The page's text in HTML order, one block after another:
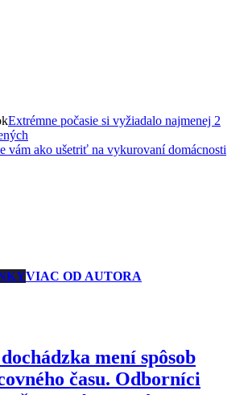
Extrémne počasie si vyžiadalo najmenej 2
vám ako ušetriť na vykurovaní domácnosti
VIAC OD AUTORA
mení spôsob
času. Odborníci